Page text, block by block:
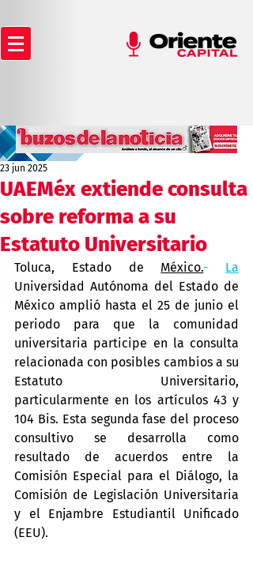
UAEMéx extiende consulta
sobre reforma a su
Estatuto Universitario
23 jun 2025
Toluca, Estado de México.- La
Universidad Autónoma del Estado de
México amplió hasta el 25 de junio el
periodo para que la comunidad
universitaria participe en la consulta
relacionada con posibles cambios a su
Estatuto Universitario,
particularmente en los artículos 43 y
104 Bis. Esta segunda fase del proceso
consultivo se desarrolla como
resultado de acuerdos entre la
Comisión Especial para el Diálogo, la
Comisión de Legislación Universitaria
y el Enjambre Estudiantil Unificado
(EEU).